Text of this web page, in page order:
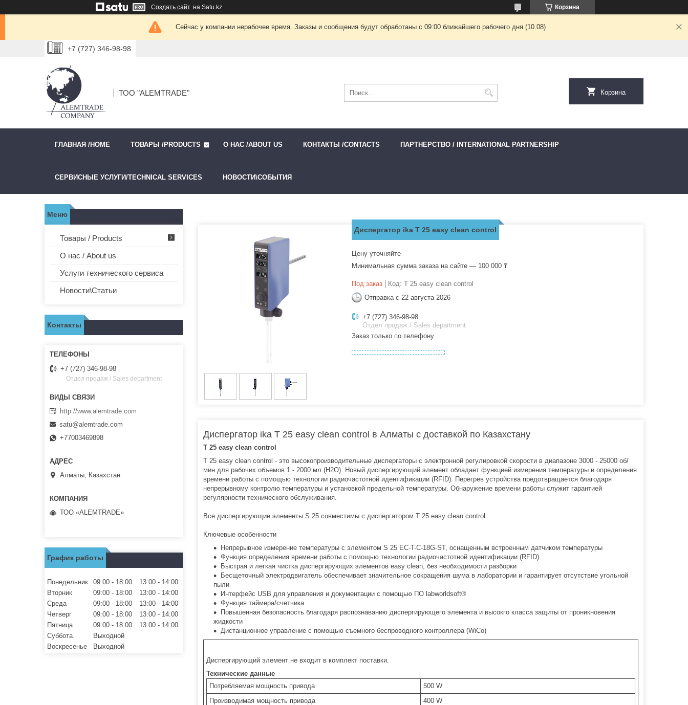
Создать сайт на Satu.kz Корзина
Сейчас у компании нерабочее время. Заказы и сообщения будут обработаны с 09:00 ближайшего рабочего дня (10.08)
+7 (727) 346-98-98
ТОО "ALEMTRADE" Корзина
ГЛАВНАЯ /HOME ТОВАРЫ /PRODUCTS О НАС /ABOUT US КОНТАКТЫ /CONTACTS ПАРТНЕРСТВО / INTERNATIONAL PARTNERSHIP
СЕРВИСНЫЕ УСЛУГИ/TECHNICAL SERVICES НОВОСТИ\СОБЫТИЯ
Диспергатор ika T 25 easy clean control
Цену уточняйте
Минимальная сумма заказа на сайте — 100 000 ₸
Под заказ Код: T 25 easy clean control
Отправка с 22 августа 2026
+7 (727) 346-98-98
Отдел продаж / Sales department
Заказ только по телефону
Диспергатор ika T 25 easy clean control в Алматы с доставкой по Казахстану
T 25 easy clean control
T 25 easy clean control - это высокопроизводительные диспергаторы с электронной регулировкой скорости в диапазоне 3000 - 25000 об/
мин для рабочих объемов 1 - 2000 мл (H2O). Новый диспергирующий элемент обладает функцией измерения температуры и определения
времени работы с помощью технологии радиочастотной идентификации (RFID). Перегрев устройства предотвращается благодаря
непрерывному контролю температуры и установкой предельной температуры. Обнаружение времени работы служит гарантией
регулярности технического обслуживания.
Все диспергирующие элементы S 25 совместимы с диспергатором T 25 easy clean control.
Ключевые особенности
Непрерывное измерение температуры с элементом S 25 EC-T-C-18G-ST, оснащенным встроенным датчиком температуры
Функция определения времени работы с помощью технологии радиочастотной идентификации (RFID)
Быстрая и легкая чистка диспергирующих элементов easy clean, без необходимости разборки
Бесщеточный электродвигатель обеспечивает значительное сокращения шума в лаборатории и гарантирует отсутствие угольной
пыли
Интерфейс USB для управления и документации с помощью ПО labworldsoft®
Функция таймера/счетчика
Повышенная безопасность благодаря распознаванию диспергирующего элемента и высокго класса защиты от проникновения
жидкости
Дистанционное управление с помощью съемного беспроводного контроллера (WiCo)
Диспергирующий элемент не входит в комплект поставки.
Технические данные
Потребляемая мощность привода
500 W
Производимая мощность привода
400 W
Товары / Products
О нас / About us
Услуги технического сервиса
Новости\Статьи
Контакты
+7 (727) 346-98-98
Отдел продаж / Sales department
http://www.alemtrade.com
satu@alemtrade.com
+77003469898
Алматы, Казахстан
ТОО «ALEMTRADE»
График работы
Понедельник 09:00 18:00 13:00
14:00
Вторник
09:00 18:00 13:00
14:00
Среда
09:00 18:00 13:00
14:00
Четверг
09:00 18:00 13:00
14:00
Пятница
09:00 18:00 13:00
14:00
Суббота
Выходной
Воскресенье
Выходной